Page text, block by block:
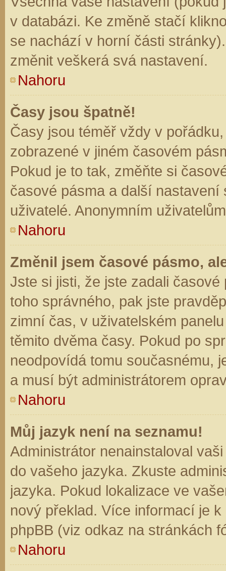
v databázi. Ke změně stačí
se nachází v horní části
změnit veškerá svá nastavení.
Nahoru
Časy jsou špatně!
Časy jsou téměř vždy v
zobrazené v jiném časovém
Pokud je to tak, změňte si
časové pásma a další
uživatelé. Anonymním
Nahoru
Změnil jsem časové pásmo,
Jste si jisti, že jste zadali
toho správného, pak jste
zimní čas, v uživatelském
těmito dvěma časy. Pokud po
neodpovídá tomu současnému,
a musí být administrátorem
Nahoru
Můj jazyk není na seznamu!
Administrátor nenainstaloval
do vašeho jazyka. Zkuste
jazyka. Pokud lokalizace ve
nový překlad. Více informací je
phpBB (viz odkaz na stránkách
Nahoru